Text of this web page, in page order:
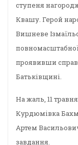
ступеня
Квашу. Герой
Вишневе
повномасштабної
проявивши
Батьківщині.
На жаль, 11
Курдюмівка
Артем
завдання.